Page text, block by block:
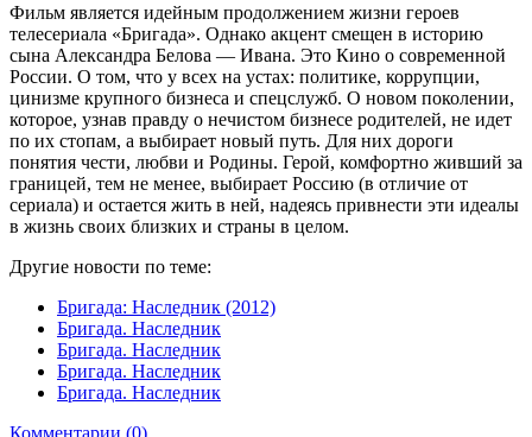
Фильм является идейным продолжением жизни героев
телесериала «Бригада». Однако акцент смещен в историю
сына Александра Белова — Ивана. Это Кино о современной
России. О том, что у всех на устах: политике, коррупции,
цинизме крупного бизнеса и спецслужб. О новом поколении,
которое, узнав правду о нечистом бизнесе родителей, не идет
по их стопам, а выбирает новый путь. Для них дороги
понятия чести, любви и Родины. Герой, комфортно живший за
границей, тем не менее, выбирает Россию (в отличие от
сериала) и остается жить в ней, надеясь привнести эти идеалы
в жизнь своих близких и страны в целом.
Другие новости по теме:
Бригада: Наследник (2012)
Бригада. Наследник
Бригада. Наследник
Бригада. Наследник
Бригада. Наследник
Комментарии (0)